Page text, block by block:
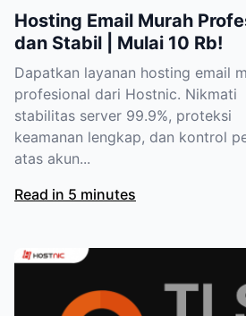
Hosting Email Murah
dan Stabil | Mulai 10 Rb!
Dapatkan layanan hosting email
profesional dari Hostnic. Nikmati
stabilitas server 99.9%, proteksi
keamanan lengkap, dan kontrol
atas akun...
Read in 5 minutes